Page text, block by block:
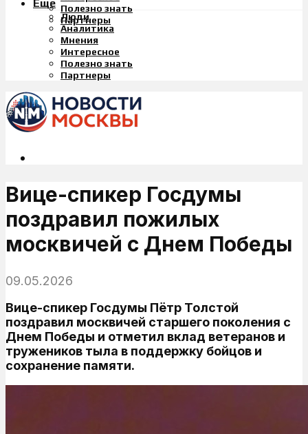
Полезно знать
Партнеры
Еще
Люди
Аналитика
Мнения
Интересное
Полезно знать
Партнеры
Вице-спикер Госдумы
поздравил пожилых
москвичей с Днем Победы
09.05.2026
Вице-спикер Госдумы Пётр Толстой
поздравил москвичей старшего поколения с
Днем Победы и отметил вклад ветеранов и
тружеников тыла в поддержку бойцов и
сохранение памяти.